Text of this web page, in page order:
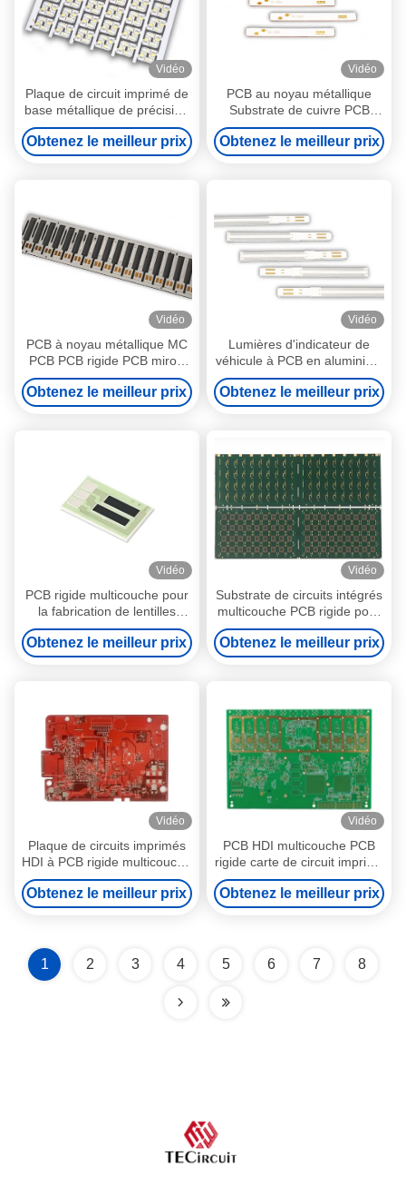
Vidéo
Plaque de circuit imprimé de
base métallique de précision
MC PCB rigide pour
équipement d'éclairage
Obtenez le meilleur prix
Vidéo
PCB au noyau métallique
Substrate de cuivre PCB
rigide CuPCB Dissipation
thermique des métaux
Obtenez le meilleur prix
Vidéo
PCB à noyau métallique MC
PCB PCB rigide PCB miroir
en aluminium COB
Convertisseurs AC-DC
Obtenez le meilleur prix
Vidéo
Lumières d'indicateur de
véhicule à PCB en aluminium
en cuivre miroir COB en PCB
rigide
Obtenez le meilleur prix
Vidéo
PCB rigide multicouche pour
la fabrication de lentilles
ophtalmiques
Obtenez le meilleur prix
Vidéo
Substrate de circuits intégrés
multicouche PCB rigide pour
téléphone portable EMMC
Substrate de paquetage
Obtenez le meilleur prix
Vidéo
Plaque de circuits imprimés
HDI à PCB rigide multicouche
pour tuner électronique
Obtenez le meilleur prix
Vidéo
PCB HDI multicouche PCB
rigide carte de circuit imprimé
pour station météo
intelligente
Obtenez le meilleur prix
1 2 3 4 5 6 7 8